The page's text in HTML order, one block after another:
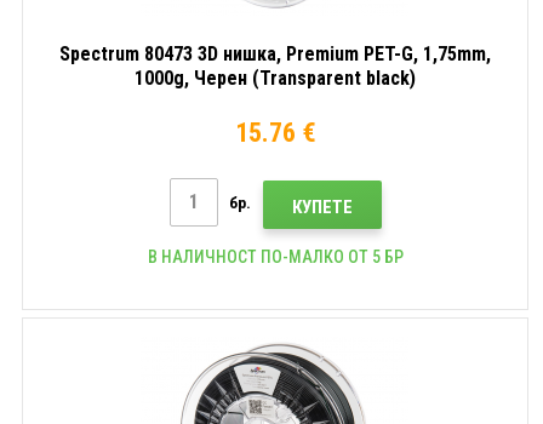
Spectrum 80473 3D нишка, Premium PET-G, 1,75mm,
1000g, Черен (Transparent black)
15.76 €
бр. КУПЕТЕ
В НАЛИЧНОСТ ПО-МАЛКО ОТ 5 БР